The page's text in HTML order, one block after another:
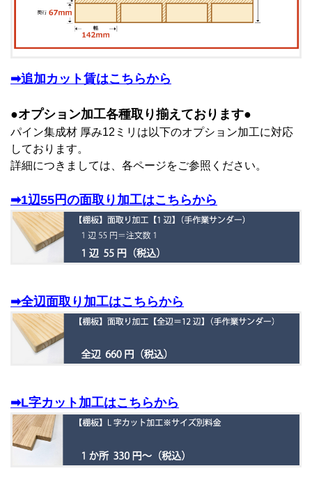
➡追加カット賃はこちらから
●オプション加工各種取り揃えております●
パイン集成材 厚み12ミリは以下のオプション加工に対応
しております。
詳細につきましては、各ページをご参照ください。
➡1辺55円の面取り加工はこちらから
➡全辺面取り加工はこちらから
➡L字カット加工はこちらから